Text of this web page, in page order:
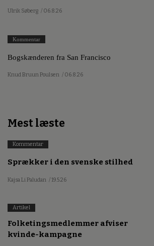
Ulrik Søberg / 06.8.26
Kommentar
Bogskænderen fra San Francisco
Knud Bruun Poulsen / 06.8.26
Mest læste
Kommentar
Sprækker i den svenske stilhed
Kajsa Li Paludan / 19.5.26
Artikel
Folketingsmedlemmer afviser
kvinde-kampagne